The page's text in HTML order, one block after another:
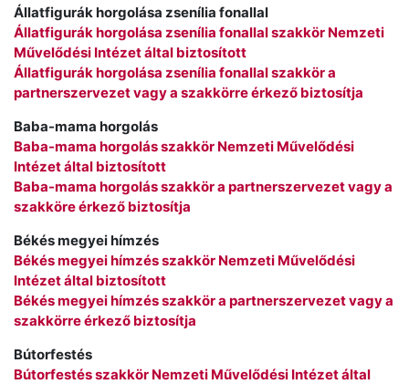
Állatfigurák horgolása zsenília fonallal
Állatfigurák horgolása zsenília fonallal szakkör Nemzeti
Művelődési Intézet által biztosított
Állatfigurák horgolása zsenília fonallal szakkör a
partnerszervezet vagy a szakkörre érkező biztosítja
Baba-mama horgolás
Baba-mama horgolás szakkör Nemzeti Művelődési
Intézet által biztosított
Baba-mama horgolás szakkör a partnerszervezet vagy a
szakköre érkező biztosítja
Békés megyei hímzés
Békés megyei hímzés szakkör Nemzeti Művelődési
Intézet által biztosított
Békés megyei hímzés szakkör a partnerszervezet vagy a
szakkörre érkező biztosítja
Bútorfestés
Bútorfestés szakkör Nemzeti Művelődési Intézet által